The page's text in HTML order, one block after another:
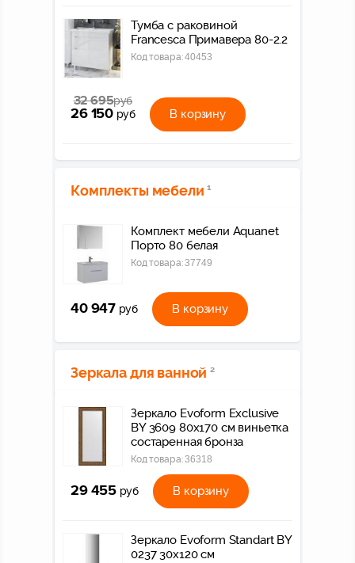
Тумба с раковиной
Francesca Примавера 80-2.2
Код товара:40453
32 695руб
26 150 руб В корзину
Комплекты мебели 1
Комплект мебели Aquanet
Порто 80 белая
Код товара:37749
40 947 руб В корзину
Зеркала для ванной 2
Зеркало Evoform Exclusive
BY 3609 80x170 см виньетка
состаренная бронза
Код товара:36318
29 455 руб В корзину
Зеркало Evoform Standart BY
0237 30x120 см